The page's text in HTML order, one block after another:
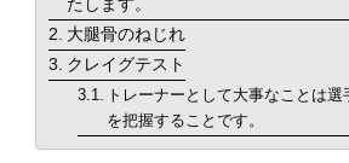
大腿骨のねじれ
クレイグテスト
トレーナーとして大事なことは
を把握することです。
food